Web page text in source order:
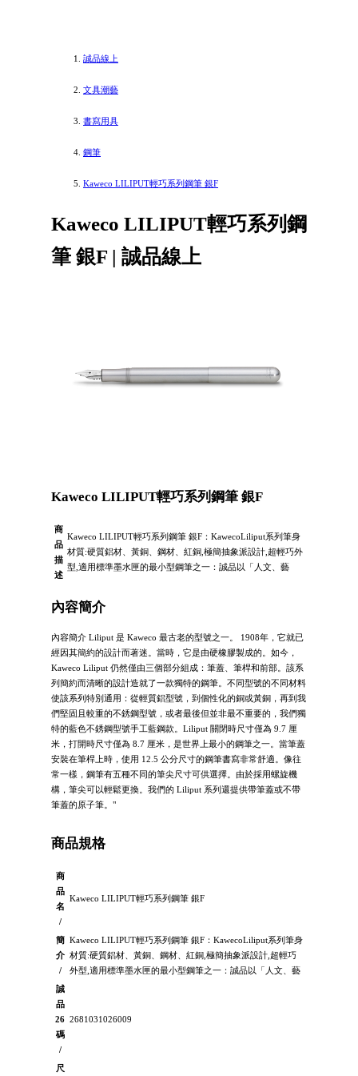
誠品線上
文具潮藝
書寫用具
鋼筆
Kaweco LILIPUT輕巧系列鋼筆 銀F
Kaweco LILIPUT輕巧系列鋼
筆 銀F | 誠品線上
Kaweco LILIPUT輕巧系列鋼筆 銀F
商
品
描
述
Kaweco LILIPUT輕巧系列鋼筆 銀F：KawecoLiliput系列筆身
材質:硬質鋁材、黃銅、鋼材、紅銅,極簡抽象派設計,超輕巧外
型,適用標準墨水匣的最小型鋼筆之一：誠品以「人文、藝
內容簡介
內容簡介 Liliput 是 Kaweco 最古老的型號之一。 1908年，它就已
經因其簡約的設計而著迷。當時，它是由硬橡膠製成的。如今，
Kaweco Liliput 仍然僅由三個部分組成：筆蓋、筆桿和前部。該系
列簡約而清晰的設計造就了一款獨特的鋼筆。不同型號的不同材料
使該系列特別通用：從輕質鋁型號，到個性化的銅或黃銅，再到我
們堅固且較重的不銹鋼型號，或者最後但並非最不重要的，我們獨
特的藍色不銹鋼型號手工藍鋼款。Liliput 關閉時尺寸僅為 9.7 厘
米，打開時尺寸僅為 8.7 厘米，是世界上最小的鋼筆之一。當筆蓋
安裝在筆桿上時，使用 12.5 公分尺寸的鋼筆書寫非常舒適。像往
常一樣，鋼筆有五種不同的筆尖尺寸可供選擇。由於採用螺旋機
構，筆尖可以輕鬆更換。我們的 Liliput 系列還提供帶筆蓋或不帶
筆蓋的原子筆。"
商品規格
商
品
名
/
Kaweco LILIPUT輕巧系列鋼筆 銀F
簡
介
/
Kaweco LILIPUT輕巧系列鋼筆 銀F：KawecoLiliput系列筆身
材質:硬質鋁材、黃銅、鋼材、紅銅,極簡抽象派設計,超輕巧
外型,適用標準墨水匣的最小型鋼筆之一：誠品以「人文、藝
誠
品
26
碼
/
2681031026009
尺